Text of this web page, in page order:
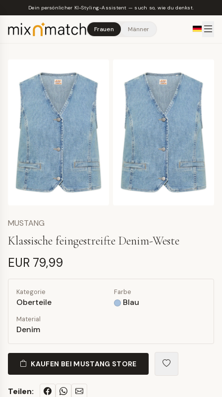
Skip to main content
Dein persönlicher KI-Styling-Assistent — such so, wie du denkst.
Frauen Männer
MUSTANG
Klassische feingestreifte Denim-Weste
EUR 79,99
Kategorie
Oberteile
Farbe
Blau
Material
Denim
KAUFEN BEI MUSTANG STORE
Teilen: